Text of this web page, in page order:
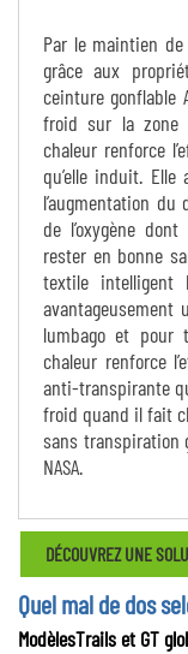
Par le maintien
grâce aux
ceinture gonflable
froid sur la zone
chaleur renforce
qu’elle induit.
l’augmentation
de l’oxygène
rester en bonne
textile intelligent
avantageusement
lumbago et pour
chaleur renforce
anti-transpirante
froid quand il fait
sans transpiration
NASA.
DÉCOUVREZ UNE
Quel mal de dos
ModèlesTrails et GT